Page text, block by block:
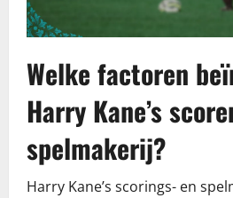
Welke factoren
Harry Kane’s
spelmakerij?
Harry Kane’s scorings- en